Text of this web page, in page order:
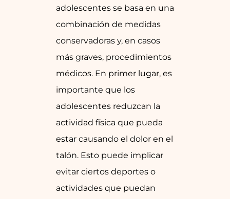
adolescentes se basa en una
combinación de medidas
conservadoras y, en casos
más graves, procedimientos
médicos. En primer lugar, es
importante que los
adolescentes reduzcan la
actividad física que pueda
estar causando el dolor en el
talón. Esto puede implicar
evitar ciertos deportes o
actividades que puedan